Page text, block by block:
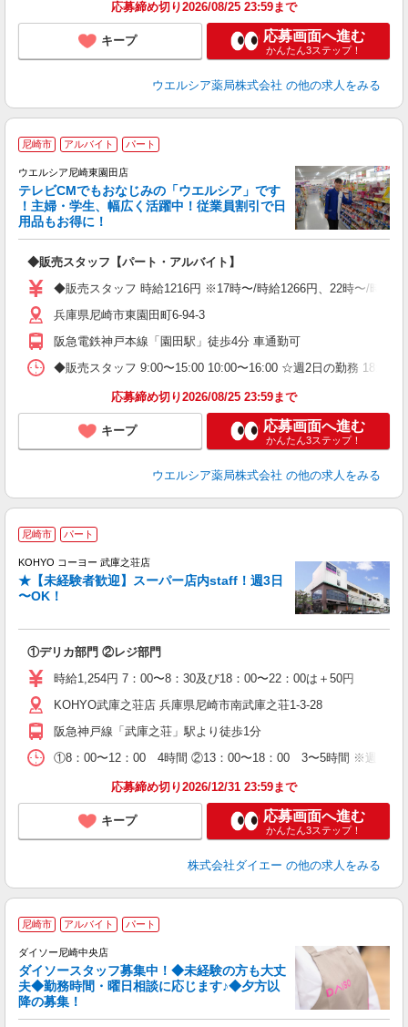
応募締め切り2026/08/25 23:59まで
キープ 応募画面へ進む
かんたん3ステップ！
ウエルシア薬局株式会社 の他の求人をみる
尼崎市 アルバイト パート
ウエルシア尼崎東園田店
テレビCMでもおなじみの「ウエルシア」です
！主婦・学生、幅広く活躍中！従業員割引で日
用品もお得に！
◆販売スタッフ【パート・アルバイト】
◆販売スタッフ 時給1216円 ※17時〜/時給1266円、22時〜/時給
兵庫県尼崎市東園田町6-94-3
阪急電鉄神戸本線「園田駅」徒歩4分 車通勤可
◆販売スタッフ 9:00〜15:00 10:00〜16:00 ☆週2日の勤務 18:00
応募締め切り2026/08/25 23:59まで
キープ 応募画面へ進む
かんたん3ステップ！
ウエルシア薬局株式会社 の他の求人をみる
尼崎市 パート
KOHYO コーヨー 武庫之荘店
★【未経験者歓迎】スーパー店内staff！週3日
〜OK！
①デリカ部門 ②レジ部門
時給1,254円 7：00〜8：30及び18：00〜22：00は＋50円
KOHYO武庫之荘店 兵庫県尼崎市南武庫之荘1-3-28
阪急神戸線「武庫之荘」駅より徒歩1分
①8：00〜12：00 4時間 ②13：00〜18：00 3〜5時間 ※週3日勤
応募締め切り2026/12/31 23:59まで
キープ 応募画面へ進む
かんたん3ステップ！
株式会社ダイエー の他の求人をみる
尼崎市 アルバイト パート
ダイソー尼崎中央店
ダイソースタッフ募集中！◆未経験の方も大丈
夫◆勤務時間・曜日相談に応じます♪◆夕方以
降の募集！